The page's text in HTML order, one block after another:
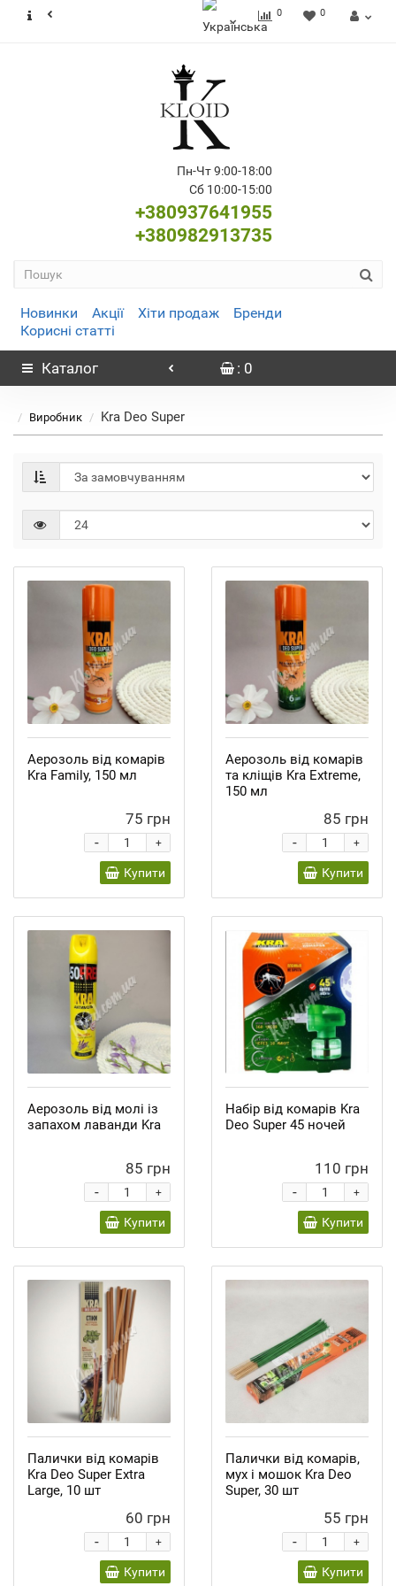
0 0
Пн-Чт 9:00-18:00
Сб 10:00-15:00
+380937641955
+380982913735
Новинки Акції Хіти продаж
Бренди
Корисні статті
Каталог : 0
Виробник Kra Deo Super
Аерозоль від комарів
Kra Family, 150 мл
75 грн
+
-
Купити
Аерозоль від комарів
та кліщів Kra Extreme,
150 мл
85 грн
+
-
Купити
Аерозоль від молі із
запахом лаванди Kra
85 грн
+
-
Купити
Набір від комарів Kra
Deo Super 45 ночей
110 грн
+
-
Купити
Палички від комарів
Kra Deo Super Extra
Large, 10 шт
60 грн
+
-
Купити
Палички від комарів,
мух і мошок Kra Deo
Super, 30 шт
55 грн
+
-
Купити